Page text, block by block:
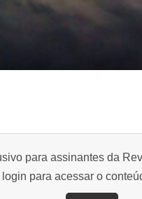
para assinantes da
para acessar o